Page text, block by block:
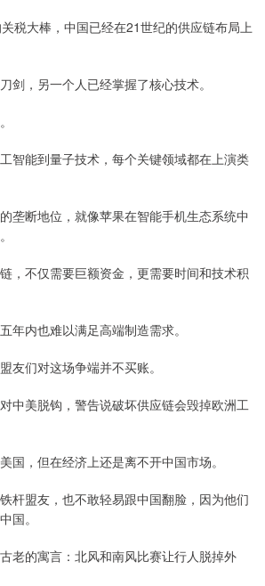
税大棒，中国已经在21世纪的供应链布局上
剑，另一个人已经掌握了核心技术。
智能到量子技术，每个关键领域都在上演类
垄断地位，就像苹果在智能手机生态系统中
，不仅需要巨额资金，更需要时间和技术积
年内也难以满足高端制造需求。
友们对这场争端并不买账。
中美脱钩，警告说破坏供应链会毁掉欧洲工
国，但在经济上还是离不开中国市场。
杆盟友，也不敢轻易跟中国翻脸，因为他们
国。
老的寓言：北风和南风比赛让行人脱掉外